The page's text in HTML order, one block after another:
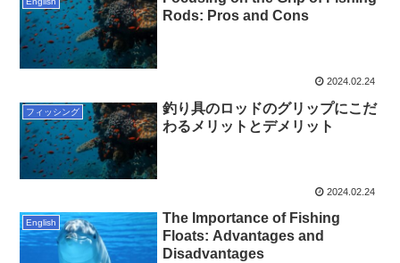
Rods: Pros and Cons
2024.02.24
フィッシング
釣り具のロッドのグリップにこだ
わるメリットとデメリット
2024.02.24
English
The Importance of Fishing
Floats: Advantages and
Disadvantages